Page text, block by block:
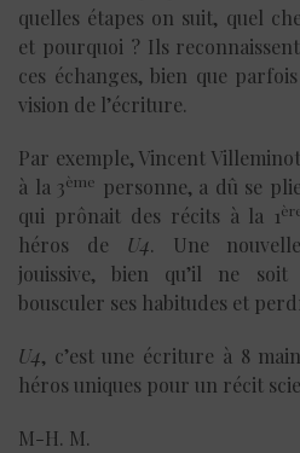
quelles étapes on suit, quel
et pourquoi ? Ils
ces échanges, bien que
vision de l’écriture.
Par exemple, Vincent
à la 3ème personne, a dû se
qui prônait des récits à la 1
héros de U4. Une
jouissive, bien qu’il ne
bousculer ses habitudes et
U4, c’est une écriture à 8
héros uniques pour un récit
M-H. M.